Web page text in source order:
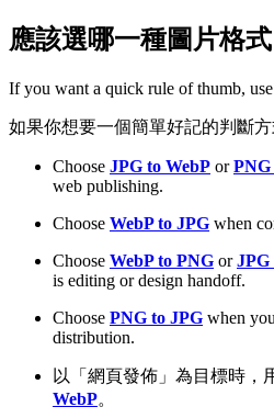
應該選哪一種圖片格式
If you want a quick rule of thumb,
如果你想要一個簡單好記的判斷方
Choose JPG to WebP orPNG
web publishing.
Choose WebP to JPG when
Choose WebP to PNG orJPG
is editing or design handoff.
Choose PNG to JPG when
distribution.
以「網頁發佈」為目標時，
WebP。